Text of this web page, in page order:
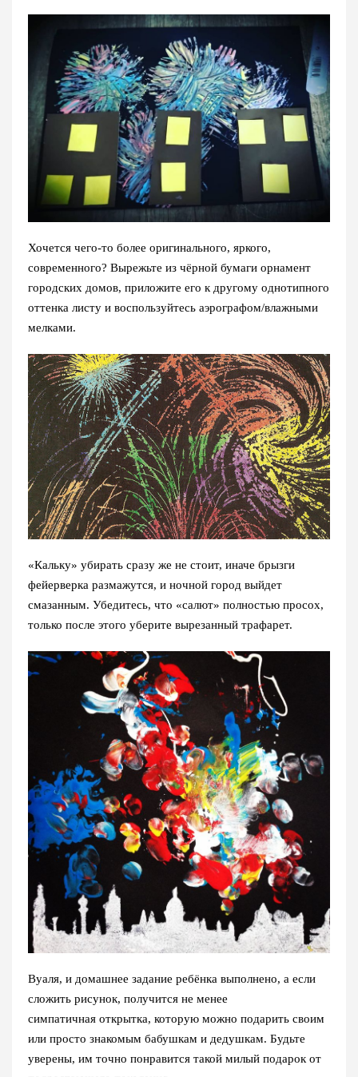
Хочется чего-то более оригинального, яркого,
современного? Вырежьте из чёрной бумаги орнамент
городских домов, приложите его к другому однотипного
оттенка листу и воспользуйтесь аэрографом/влажными
мелками.
«Кальку» убирать сразу же не стоит, иначе брызги
фейерверка размажутся, и ночной город выйдет
смазанным. Убедитесь, что «салют» полностью просох,
только после этого уберите вырезанный трафарет.
Вуаля, и домашнее задание ребёнка выполнено, а если
сложить рисунок, получится не менее
симпатичная открытка, которую можно подарить своим
или просто знакомым бабушкам и дедушкам. Будьте
уверены, им точно понравится такой милый подарок от